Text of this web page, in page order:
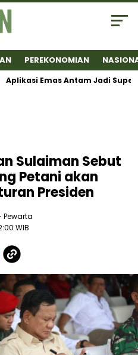
PEREKONOMIAN
Emas Antam Jadi
Sulaiman Sebut
Petani akan
Presiden
Pewarta
WIB